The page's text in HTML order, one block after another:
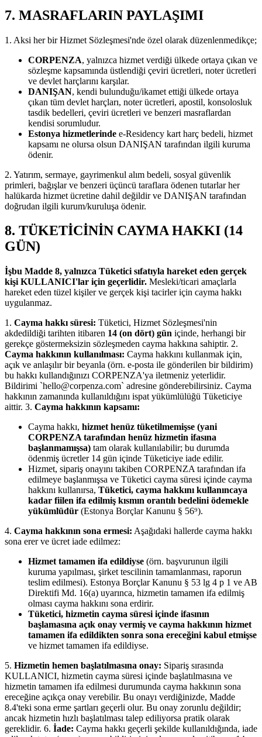
7. MASRAFLARIN PAYLAŞIMI
1. Aksi her bir Hizmet Sözleşmesi'nde özel olarak düzenlenmedikçe;
CORPENZA, yalnızca hizmet verdiği ülkede ortaya çıkan ve
sözleşme kapsamında üstlendiği çeviri ücretleri, noter ücretleri
ve devlet harçlarını karşılar.
DANIŞAN, kendi bulunduğu/ikamet ettiği ülkede ortaya
çıkan tüm devlet harçları, noter ücretleri, apostil, konsolosluk
tasdik bedelleri, çeviri ücretleri ve benzeri masraflardan
kendisi sorumludur.
Estonya hizmetlerinde e-Residency kart harç bedeli, hizmet
kapsamı ne olursa olsun DANIŞAN tarafından ilgili kuruma
ödenir.
2. Yatırım, sermaye, gayrimenkul alım bedeli, sosyal güvenlik
primleri, bağışlar ve benzeri üçüncü taraflara ödenen tutarlar her
halükarda hizmet ücretine dahil değildir ve DANIŞAN tarafından
doğrudan ilgili kurum/kuruluşa ödenir.
8. TÜKETİCİNİN CAYMA HAKKI (14
GÜN)
İşbu Madde 8, yalnızca Tüketici sıfatıyla hareket eden gerçek
kişi KULLANICI'lar için geçerlidir. Mesleki/ticari amaçlarla
hareket eden tüzel kişiler ve gerçek kişi tacirler için cayma hakkı
uygulanmaz.
1. Cayma hakkı süresi: Tüketici, Hizmet Sözleşmesi'nin
akdedildiği tarihten itibaren 14 (on dört) gün içinde, herhangi bir
gerekçe göstermeksizin sözleşmeden cayma hakkına sahiptir. 2.
Cayma hakkının kullanılması: Cayma hakkını kullanmak için,
açık ve anlaşılır bir beyanla (örn. e-posta ile gönderilen bir bildirim)
bu hakkı kullandığınızı CORPENZA'ya iletmeniz yeterlidir.
Bildirimi `hello@corpenza.com` adresine gönderebilirsiniz. Cayma
hakkının zamanında kullanıldığını ispat yükümlülüğü Tüketiciye
aittir. 3. Cayma hakkının kapsamı:
Cayma hakkı, hizmet henüz tüketilmemişse (yani
CORPENZA tarafından henüz hizmetin ifasına
başlanmamışsa) tam olarak kullanılabilir; bu durumda
ödenmiş ücretler 14 gün içinde Tüketiciye iade edilir.
Hizmet, sipariş onayını takiben CORPENZA tarafından ifa
edilmeye başlanmışsa ve Tüketici cayma süresi içinde cayma
hakkını kullanırsa, Tüketici, cayma hakkını kullanıncaya
kadar fiilen ifa edilmiş kısmın orantılı bedelini ödemekle
yükümlüdür (Estonya Borçlar Kanunu § 56⁹).
4. Cayma hakkının sona ermesi: Aşağıdaki hallerde cayma hakkı
sona erer ve ücret iade edilmez:
Hizmet tamamen ifa edildiyse (örn. başvurunun ilgili
kuruma yapılması, şirket tescilinin tamamlanması, raporun
teslim edilmesi). Estonya Borçlar Kanunu § 53 lg 4 p 1 ve AB
Direktifi Md. 16(a) uyarınca, hizmetin tamamen ifa edilmiş
olması cayma hakkını sona erdirir.
Tüketici, hizmetin cayma süresi içinde ifasının
başlamasına açık onay vermiş ve cayma hakkının hizmet
tamamen ifa edildikten sonra sona ereceğini kabul etmişse
ve hizmet tamamen ifa edildiyse.
5. Hizmetin hemen başlatılmasına onay: Sipariş sırasında
KULLANICI, hizmetin cayma süresi içinde başlatılmasına ve
hizmetin tamamen ifa edilmesi durumunda cayma hakkının sona
ereceğine açıkça onay verebilir. Bu onayı verdiğinizde, Madde
8.4'teki sona erme şartları geçerli olur. Bu onay zorunlu değildir;
ancak hizmetin hızlı başlatılması talep ediliyorsa pratik olarak
gereklidir. 6. İade: Cayma hakkı geçerli şekilde kullanıldığında, iade